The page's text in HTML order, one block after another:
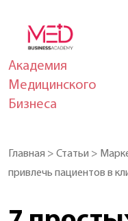
Академия
Медицинского
Бизнеса
Главная > Статьи >
привлечь пациентов в